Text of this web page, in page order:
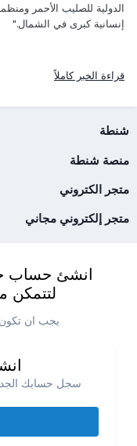
الدولية للصليب الأحمر
إنسانية كبرى في الشمال."
قراءة الخبر كاملاً
شنطة
منصة شنطة
متجر الكتروني
متجر إلكتروني مجاني
انشئ حساب
لتتمكن
يجب ان تكون
سجل حسابك